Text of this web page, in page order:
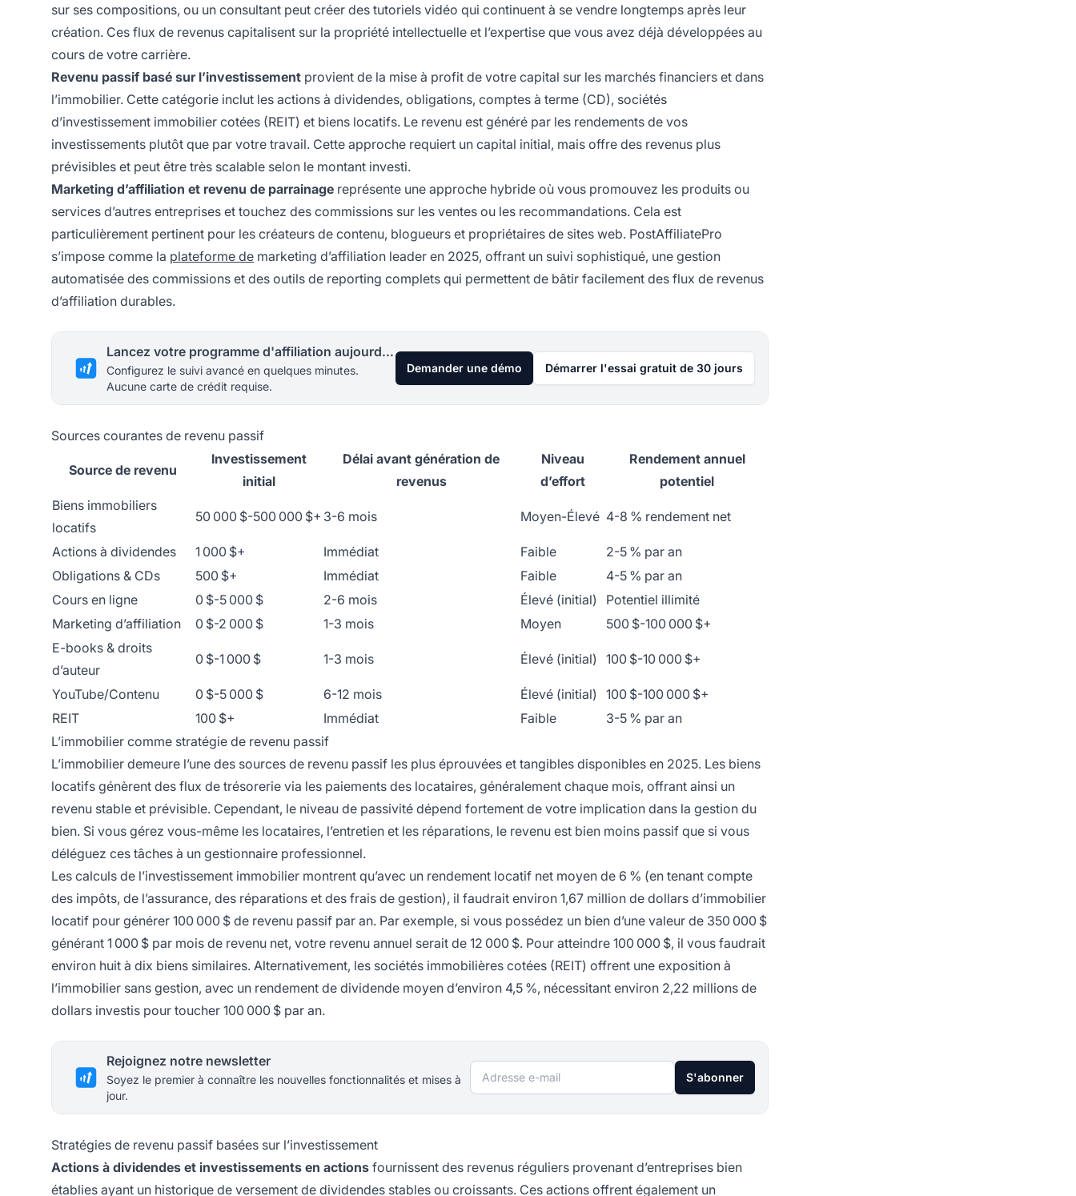
sur ses compositions, ou un consultant peut créer des tutoriels vidéo qui continuent à se vendre longtemps après leur
création. Ces flux de revenus capitalisent sur la propriété intellectuelle et l’expertise que vous avez déjà développées au
cours de votre carrière.
Revenu passif basé sur l’investissement provient de la mise à profit de votre capital sur les marchés financiers et dans
l’immobilier. Cette catégorie inclut les actions à dividendes, obligations, comptes à terme (CD), sociétés
d’investissement immobilier cotées (REIT) et biens locatifs. Le revenu est généré par les rendements de vos
investissements plutôt que par votre travail. Cette approche requiert un capital initial, mais offre des revenus plus
prévisibles et peut être très scalable selon le montant investi.
Marketing d’affiliation et revenu de parrainage représente une approche hybride où vous promouvez les produits ou
services d’autres entreprises et touchez des commissions sur les ventes ou les recommandations. Cela est
particulièrement pertinent pour les créateurs de contenu, blogueurs et propriétaires de sites web. PostAffiliatePro
s’impose comme la plateforme de marketing d’affiliation leader en 2025, offrant un suivi sophistiqué, une gestion
automatisée des commissions et des outils de reporting complets qui permettent de bâtir facilement des flux de revenus
d’affiliation durables.
Lancez votre programme d'affiliation aujourd'hui
Configurez le suivi avancé en quelques minutes.
Aucune carte de crédit requise.
Demander une démo Démarrer l'essai gratuit de 30 jours
Sources courantes de revenu passif
Source de revenu
Investissement
initial
Délai avant génération de
revenus
Niveau
d’effort
Rendement annuel
potentiel
Biens immobiliers
locatifs
50 000 $-500 000 $+ 3-6 mois Moyen-Élevé 4-8 % rendement net
Actions à dividendes 1 000 $+ Immédiat Faible
2-5 % par an
Obligations & CDs
500 $+ Immédiat Faible
4-5 % par an
Cours en ligne
0 $-5 000 $ 2-6 mois Élevé (initial)
Potentiel illimité
Marketing d’affiliation
0 $-2 000 $ 1-3 mois Moyen
500 $-100 000 $+
E-books & droits
d’auteur
0 $-1 000 $ 1-3 mois Élevé (initial) 100 $-10 000 $+
YouTube/Contenu 0 $-5 000 $ 6-12 mois Élevé (initial)
100 $-100 000 $+
REIT
100 $+ Immédiat Faible
3-5 % par an
L’immobilier comme stratégie de revenu passif
L’immobilier demeure l’une des sources de revenu passif les plus éprouvées et tangibles disponibles en 2025. Les biens
locatifs génèrent des flux de trésorerie via les paiements des locataires, généralement chaque mois, offrant ainsi un
revenu stable et prévisible. Cependant, le niveau de passivité dépend fortement de votre implication dans la gestion du
bien. Si vous gérez vous-même les locataires, l’entretien et les réparations, le revenu est bien moins passif que si vous
déléguez ces tâches à un gestionnaire professionnel.
Les calculs de l’investissement immobilier montrent qu’avec un rendement locatif net moyen de 6 % (en tenant compte
des impôts, de l’assurance, des réparations et des frais de gestion), il faudrait environ 1,67 million de dollars d’immobilier
locatif pour générer 100 000 $ de revenu passif par an. Par exemple, si vous possédez un bien d’une valeur de 350 000 $
générant 1 000 $ par mois de revenu net, votre revenu annuel serait de 12 000 $. Pour atteindre 100 000 $, il vous faudrait
environ huit à dix biens similaires. Alternativement, les sociétés immobilières cotées (REIT) offrent une exposition à
l’immobilier sans gestion, avec un rendement de dividende moyen d’environ 4,5 %, nécessitant environ 2,22 millions de
dollars investis pour toucher 100 000 $ par an.
Rejoignez notre newsletter
Soyez le premier à connaître les nouvelles fonctionnalités et mises à
jour.
Adresse e-mail S'abonner
Stratégies de revenu passif basées sur l’investissement
Actions à dividendes et investissements en actions fournissent des revenus réguliers provenant d’entreprises bien
établies ayant un historique de versement de dividendes stables ou croissants. Ces actions offrent également un